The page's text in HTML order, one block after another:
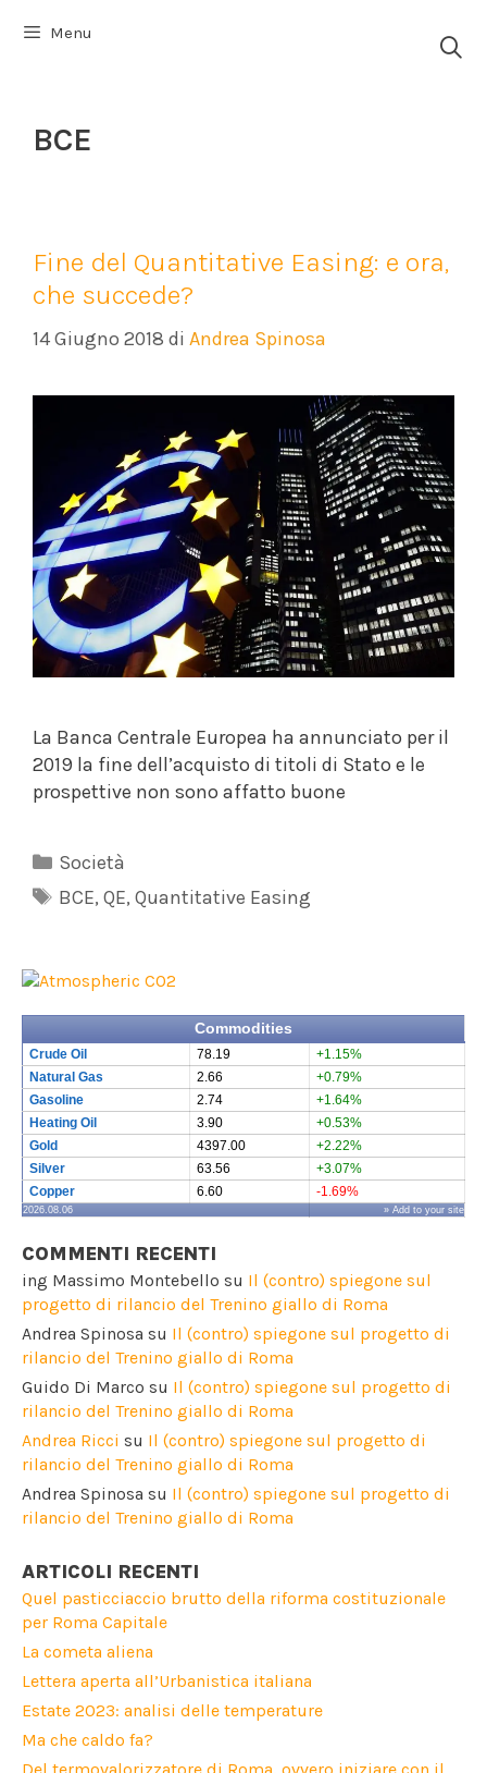
Menu
BCE
Fine del Quantitative Easing: e ora,
che succede?
14 Giugno 2018 di Andrea Spinosa
La Banca Centrale Europea ha annunciato per il
2019 la fine dell’acquisto di titoli di Stato e le
prospettive non sono affatto buone
Categorie
Società
Tag
BCE, QE, Quantitative Easing
Commodities
Crude Oil 78.19
+1.15%
Natural Gas
2.66
+0.79%
Gasoline
2.74
+1.64%
Heating Oil
3.90
+0.53%
Gold
4397.00
+2.22%
Silver
63.56
+3.07%
Copper
6.60 -1.69%
2026.08.06 » Add to your site
COMMENTI RECENTI
ing Massimo Montebello su Il (contro) spiegone sul
progetto di rilancio del Trenino giallo di Roma
Andrea Spinosa su Il (contro) spiegone sul progetto di
rilancio del Trenino giallo di Roma
Guido Di Marco su Il (contro) spiegone sul progetto di
rilancio del Trenino giallo di Roma
Andrea Ricci su Il (contro) spiegone sul progetto di
rilancio del Trenino giallo di Roma
Andrea Spinosa su Il (contro) spiegone sul progetto di
rilancio del Trenino giallo di Roma
ARTICOLI RECENTI
Quel pasticciaccio brutto della riforma costituzionale
per Roma Capitale
La cometa aliena
Lettera aperta all’Urbanistica italiana
Estate 2023: analisi delle temperature
Ma che caldo fa?
Del termovalorizzatore di Roma, ovvero iniziare con il